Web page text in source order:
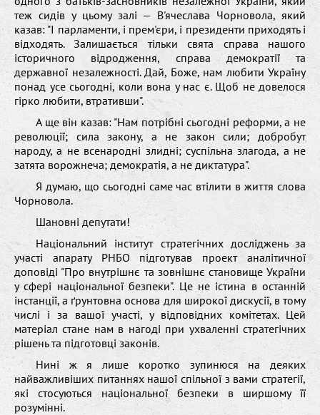
теж сидів у цьому залі — В'ячеслава Чорновола, який
казав: "І парламенти, і прем'єри, і президенти приходять і
відходять. Залишається тільки свята справа нашого
історичного відродження, справа демократії та
державної незалежності. Дай, Боже, нам любити Україну
понад усе сьогодні, коли вона у нас є. Щоб не довелося
гірко любити, втративши".
А ще він казав: "Нам потрібні сьогодні реформи, а не
революції; сила закону, а не закон сили; добробут
народу, а не всенародні злидні; суспільна злагода, а не
затята ворожнеча; демократія, а не диктатура".
Я думаю, що сьогодні саме час втілити в життя слова
Чорновола.
Шановні депутати!
Національний інститут стратегічних досліджень за
участі апарату РНБО підготував проект аналітичної
доповіді "Про внутрішнє та зовнішнє становище України
у сфері національної безпеки". Це не істина в останній
інстанції, а ґрунтовна основа для широкої дискусії, в тому
числі і за вашої участі, у відповідних комітетах. Цей
матеріал стане нам в нагоді при ухваленні стратегічних
рішень та підготовці законів.
Нині ж я лише коротко зупинюся на деяких
найважливіших питаннях нашої спільної з вами стратегії,
які стосуються національної безпеки в ширшому її
розумінні.